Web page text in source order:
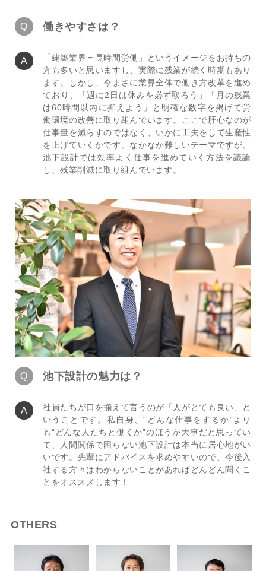
働きやすさは？
「建築業界＝長時間労働」というイメージをお持ちの
方も多いと思いますし、実際に残業が続く時期もあり
ます。しかし、今まさに業界全体で働き方改革を進め
ており、「週に2日は休みを必ず取ろう」「月の残業
は60時間以内に抑えよう」と明確な数字を掲げて労
働環境の改善に取り組んでいます。ここで肝心なのが
仕事量を減らすのではなく、いかに工夫をして生産性
を上げていくかです。なかなか難しいテーマですが、
池下設計では効率よく仕事を進めていく方法を議論
し、残業削減に取り組んでいます。
池下設計の魅力は？
社員たちが口を揃えて言うのが「人がとても良い」と
いうことです。私自身、“どんな仕事をするか”より
も“どんな人たちと働くか”のほうが大事だと思ってい
て、人間関係で困らない池下設計は本当に居心地がい
いです。先輩にアドバイスを求めやすいので、今後入
社する方々はわからないことがあればどんどん聞くこ
とをオススメします！
OTHERS